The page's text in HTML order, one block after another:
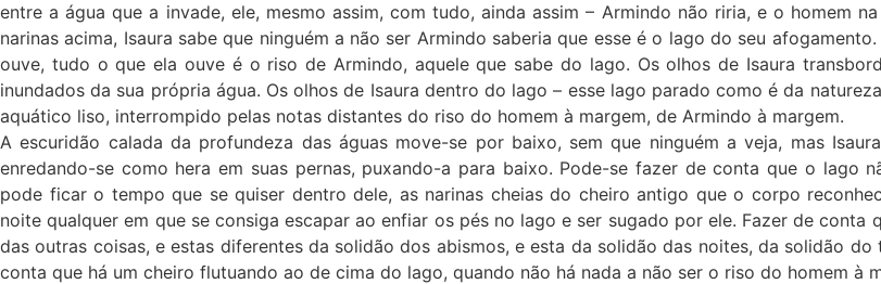
entre a água que a invade, ele, mesmo assim, com tudo, ainda assim – Armindo não riria, e o homem
narinas acima, Isaura sabe que ninguém a não ser Armindo saberia que esse é o lago do seu
ouve, tudo o que ela ouve é o riso de Armindo, aquele que sabe do lago. Os olhos de Isaura
inundados da sua própria água. Os olhos de Isaura dentro do lago – esse lago parado como é da
aquático liso, interrompido pelas notas distantes do riso do homem à margem, de Armindo à margem.
A escuridão calada da profundeza das águas move-se por baixo, sem que ninguém a veja, mas
enredando-se como hera em suas pernas, puxando-a para baixo. Pode-se fazer de conta que o lago
pode ficar o tempo que se quiser dentro dele, as narinas cheias do cheiro antigo que o corpo
noite qualquer em que se consiga escapar ao enfiar os pés no lago e ser sugado por ele. Fazer de
das outras coisas, e estas diferentes da solidão dos abismos, e esta da solidão das noites, da solidão
conta que há um cheiro flutuando ao de cima do lago, quando não há nada a não ser o riso do homem à